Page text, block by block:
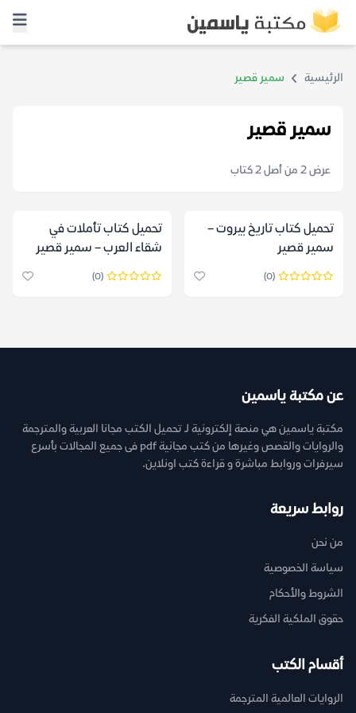
الرئيسية سمير قصير
سمير قصير
عرض 2 من أصل 2 كتاب
تحميل كتاب تاريخ بيروت –
سمير قصير
(0)
تحميل كتاب تأملات في
شقاء العرب – سمير قصير
(0)
عن مكتبة ياسمين
مكتبة ياسمين هي منصة إلكترونية لـ تحميل الكتب مجانا العربية والمترجمة
والروايات والقصص وغيرها من كتب مجانية pdf فى جميع المجالات بأسرع
سيرفرات وروابط مباشرة و قراءة كتب اونلاين.
روابط سريعة
من نحن
سياسة الخصوصية
الشروط والأحكام
حقوق الملكية الفكرية
أقسام الكتب
الروايات العالمية المترجمة